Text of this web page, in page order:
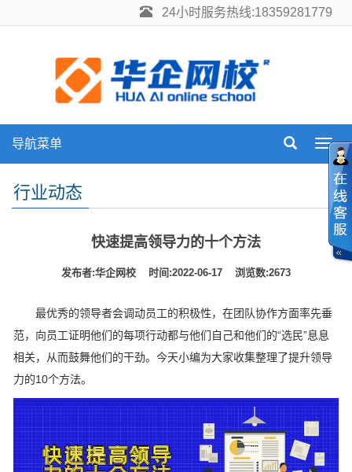
24小时服务热线:18359281779
导航菜单
行业动态
快速提高领导力的十个方法
发布者:华企网校 时间:2022-06-17 浏览数:2673
最优秀的领导者会调动员工的积极性，在团队协作方面率先垂
范，向员工证明他们的每项行动都与他们自己和他们的“选民”息息
相关，从而鼓舞他们的干劲。今天小编为大家收集整理了提升领导
力的10个方法。